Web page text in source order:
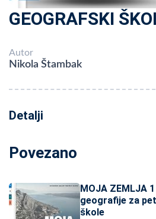
GEOGRAFSKI
Autor
Nikola Štambak
Detalji
Povezano
MOJA ZEMLJA
geografije za
škole